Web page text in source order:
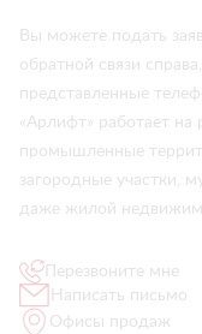
Вы можете подать
обратной связи
представленные
«Арлифт» работает на
промышленные
загородные участки,
даже жилой
Перезвоните мне
Написать письмо
Офисы продаж